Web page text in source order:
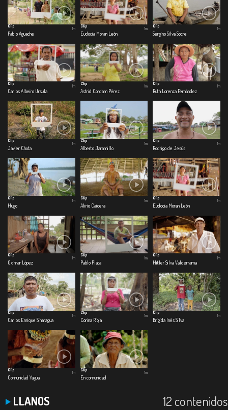
Clip
Pablo Aguache
1m
Clip
Eudocia Moran León
1m
Clip
Sergino Silva Socre
1m
Clip
Carlos Albeiro Ursula
1m
Clip
Astrid Cordam Pérez
1m
Clip
Ruth Lorenza Fernández
1m
Clip
Javier Chota
1m
Clip
Alberto Jaramillo
1m
Clip
Rodrigo de Jesús
1m
Clip
Hugo
1m
Clip
Alirio Caicera
1m
Clip
Eudocia Moran León
1m
Clip
Oximar López
1m
Clip
Pablo Plata
1m
Clip
Hitler Silva Valderrama
1m
Clip
Carlos Enrique Sinaragua
1m
Clip
Corina Rioja
1m
Clip
Brigida Inés Silva
1m
Clip
Comunidad Yagua
1m
Clip
En comunidad
1m
LLANOS 12 contenidos